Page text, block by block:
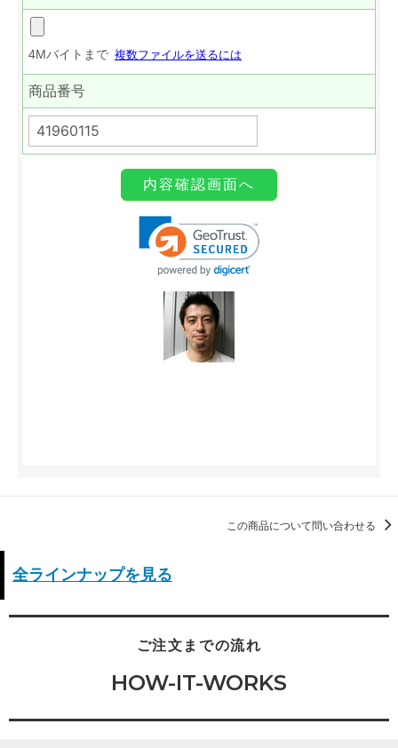
この商品について問い合わせる
全ラインナップを見る
ご注文までの流れ
HOW-IT-WORKS